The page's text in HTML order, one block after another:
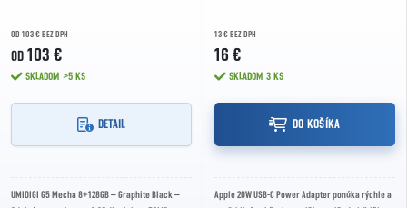
OD 103 € BEZ DPH
OD 103 €
SKLADOM >5 KS
DETAIL
UMIDIGI G5 Mecha 8+128GB – Graphite Black –
13 € BEZ DPH
16 €
SKLADOM 3 KS
DO KOŠÍKA
Apple 20W USB-C Power Adapter ponúka rýchle a